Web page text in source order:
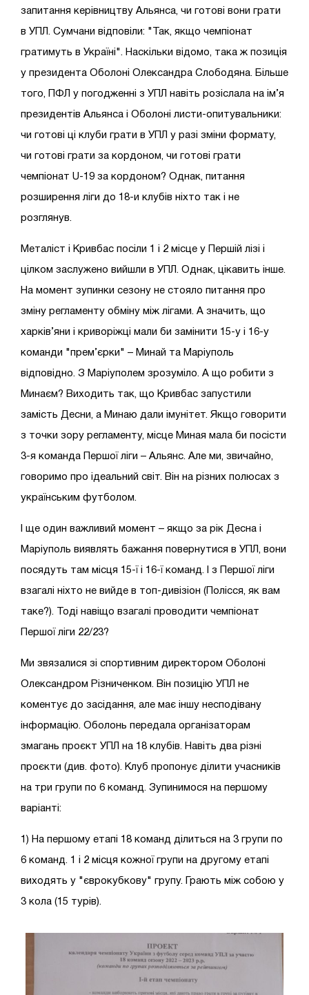
запитання керівництву Альянса, чи готові вони грати
в УПЛ. Сумчани відповіли: "Так, якщо чемпіонат
гратимуть в Україні". Наскільки відомо, така ж позиція
у президента Оболоні Олександра Слободяна. Більше
того, ПФЛ у погодженні з УПЛ навіть розіслала на ім’я
президентів Альянса і Оболоні листи-опитувальники:
чи готові ці клуби грати в УПЛ у разі зміни формату,
чи готові грати за кордоном, чи готові грати
чемпіонат U-19 за кордоном? Однак, питання
розширення ліги до 18-и клубів ніхто так і не
розглянув.
Металіст і Кривбас посіли 1 і 2 місце у Першій лізі і
цілком заслужено вийшли в УПЛ. Однак, цікавить інше.
На момент зупинки сезону не стояло питання про
зміну регламенту обміну між лігами. А значить, що
харків’яни і криворіжці мали би замінити 15-у і 16-у
команди "прем’єрки" – Минай та Маріуполь
відповідно. З Маріуполем зрозуміло. А що робити з
Минаєм? Виходить так, що Кривбас запустили
замість Десни, а Минаю дали імунітет. Якщо говорити
з точки зору регламенту, місце Миная мала би посісти
3-я команда Першої ліги – Альянс. Але ми, звичайно,
говоримо про ідеальний світ. Він на різних полюсах з
українським футболом.
І ще один важливий момент – якщо за рік Десна і
Маріуполь виявлять бажання повернутися в УПЛ, вони
посядуть там місця 15-ї і 16-ї команд. І з Першої ліги
взагалі ніхто не вийде в топ-дивізіон (Полісся, як вам
таке?). Тоді навіщо взагалі проводити чемпіонат
Першої ліги 22/23?
Ми звязалися зі спортивним директором Оболоні
Олександром Різниченком. Він позицію УПЛ не
коментує до засідання, але має іншу несподівану
інформацію. Оболонь передала організаторам
змагань проєкт УПЛ на 18 клубів. Навіть два різні
проєкти (див. фото). Клуб пропонує ділити учасників
на три групи по 6 команд. Зупинимося на першому
варіанті:
1) На першому етапі 18 команд ділиться на 3 групи по
6 команд. 1 і 2 місця кожної групи на другому етапі
виходять у "єврокубкову" групу. Грають між собою у
3 кола (15 турів).